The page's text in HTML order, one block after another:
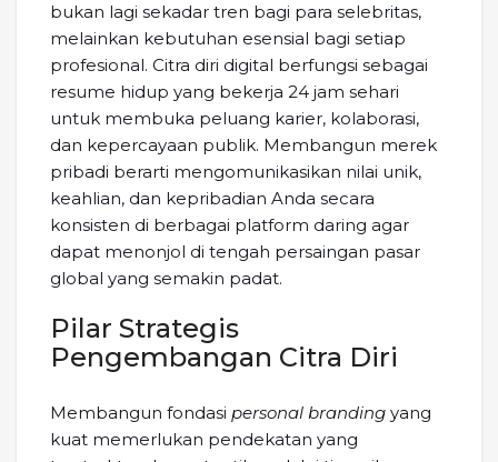
bukan lagi sekadar tren bagi para selebritas,
melainkan kebutuhan esensial bagi setiap
profesional. Citra diri digital berfungsi sebagai
resume hidup yang bekerja 24 jam sehari
untuk membuka peluang karier, kolaborasi,
dan kepercayaan publik. Membangun merek
pribadi berarti mengomunikasikan nilai unik,
keahlian, dan kepribadian Anda secara
konsisten di berbagai platform daring agar
dapat menonjol di tengah persaingan pasar
global yang semakin padat.
Pilar Strategis
Pengembangan Citra Diri
Membangun fondasi personal branding yang
kuat memerlukan pendekatan yang